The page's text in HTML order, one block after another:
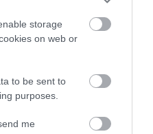
storage
on web or
to be sent to
purposes.
me
pucéran pózolt!
Sarkozyvel
publikációjával foglalkozik, a
az olvasók személyes véleményét